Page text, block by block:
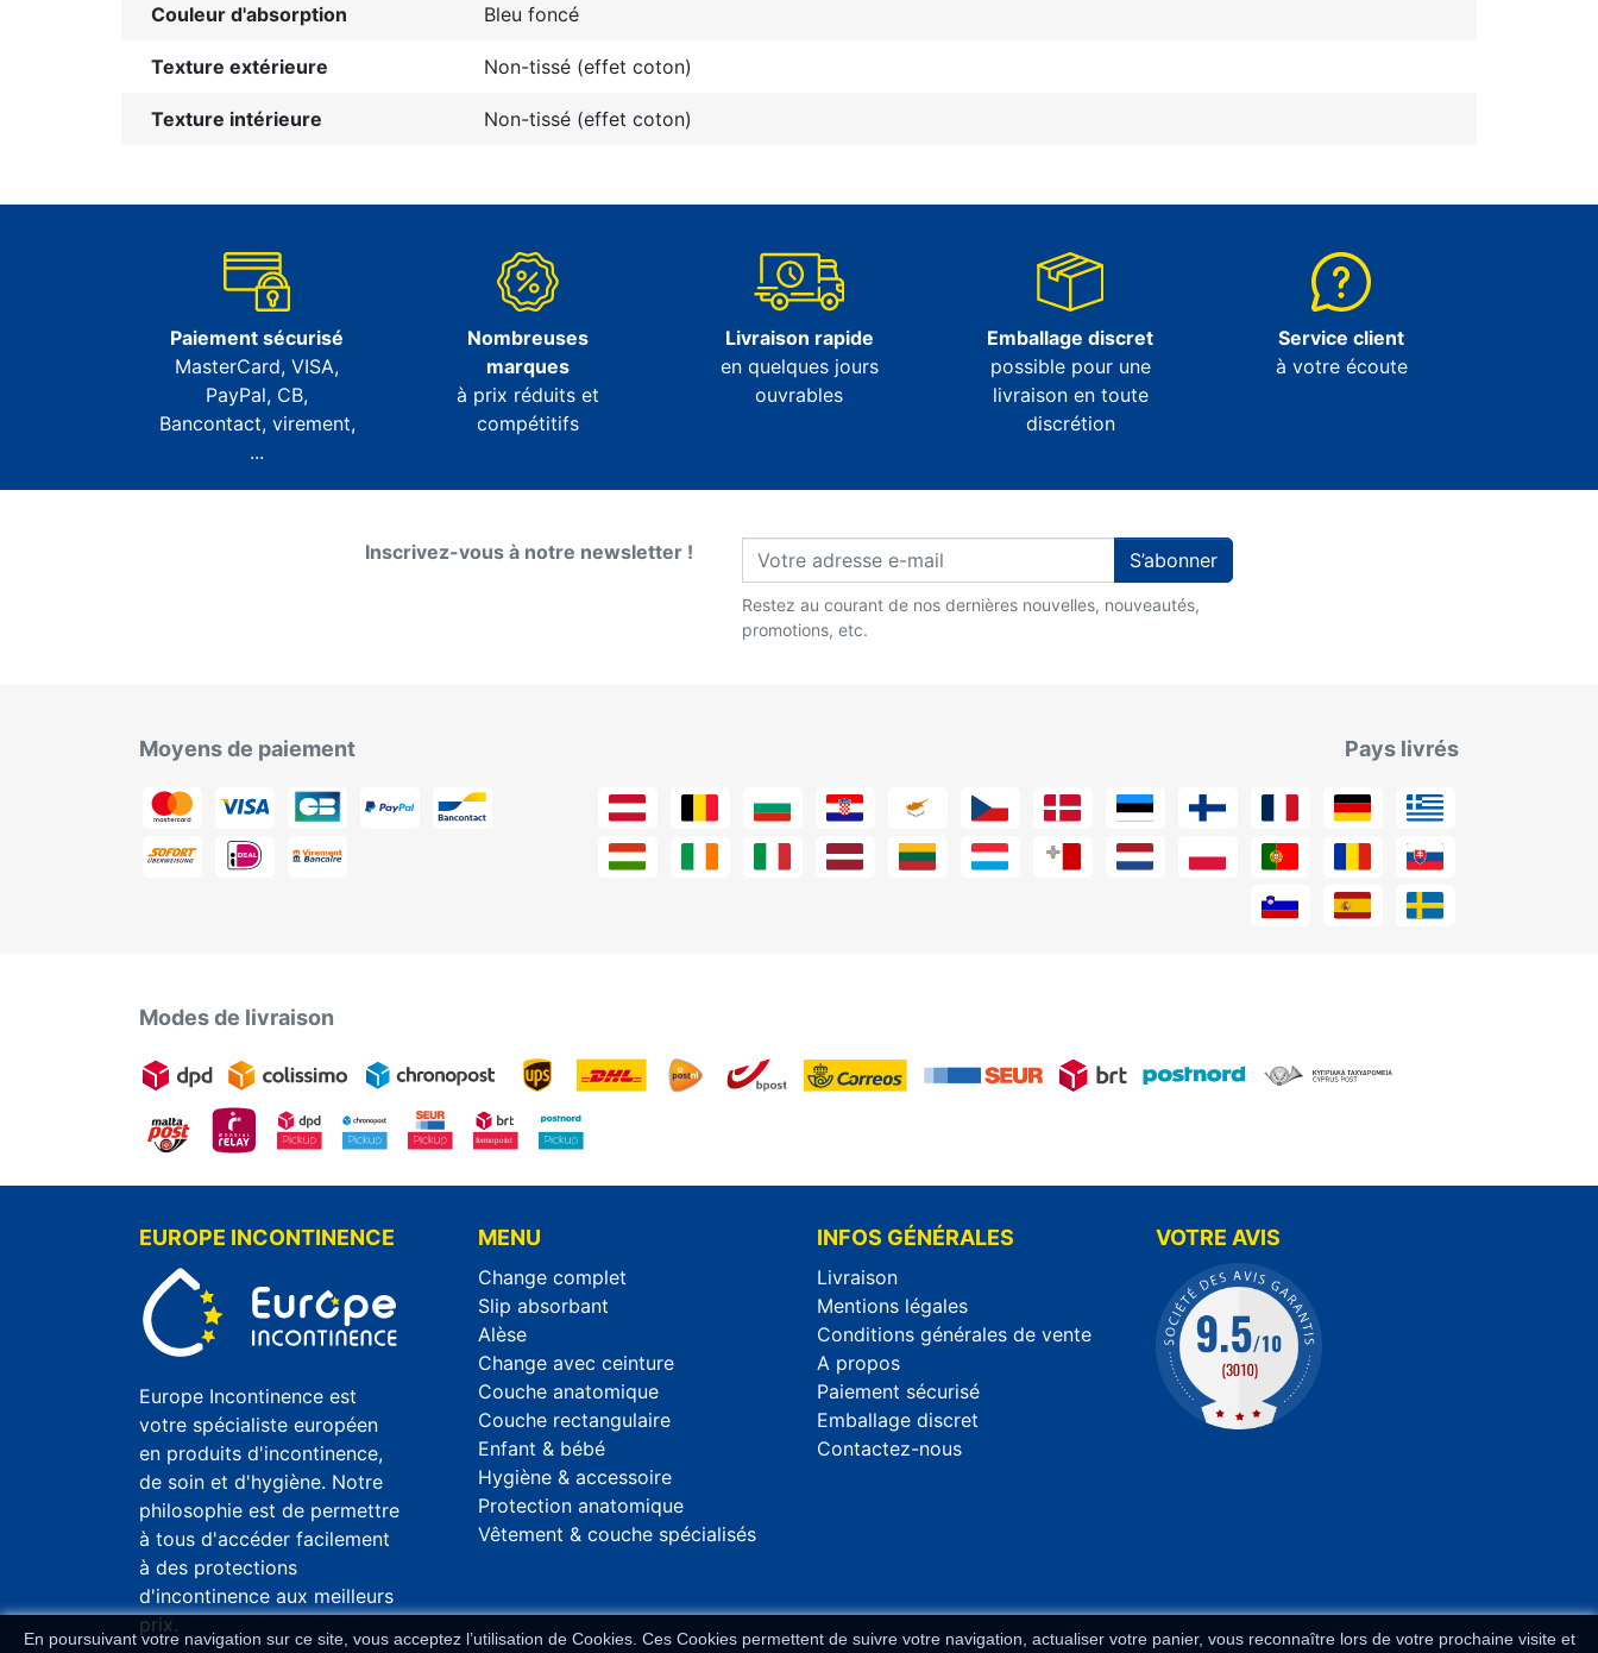
Couleur d'absorption Bleu foncé
Texture extérieure Non-tissé (effet coton)
Texture intérieure Non-tissé (effet coton)
Paiement sécurisé
MasterCard, VISA,
PayPal, CB,
Bancontact, virement,
...
Nombreuses
marques
à prix réduits et
compétitifs
Livraison rapide
en quelques jours
ouvrables
Emballage discret
possible pour une
livraison en toute
discrétion
Service client
à votre écoute
Inscrivez-vous à notre newsletter ! S’abonner
Restez au courant de nos dernières nouvelles, nouveautés,
promotions, etc.
Moyens de paiement Pays livrés
Modes de livraison
EUROPE INCONTINENCE
Europe Incontinence est
votre spécialiste européen
en produits d'incontinence,
de soin et d'hygiène. Notre
philosophie est de permettre
à tous d'accéder facilement
à des protections
d'incontinence aux meilleurs
prix.
MENU
Change complet
Slip absorbant
Alèse
Change avec ceinture
Couche anatomique
Couche rectangulaire
Enfant & bébé
Hygiène & accessoire
Protection anatomique
Vêtement & couche spécialisés
INFOS GÉNÉRALES
Livraison
Mentions légales
Conditions générales de vente
A propos
Paiement sécurisé
Emballage discret
Contactez-nous
En poursuivant votre navigation sur ce site, vous acceptez l’utilisation de Cookies. Ces Cookies permettent de suivre votre navigation, actualiser votre panier, vous reconnaître lors de votre prochaine visite et
VOTRE AVIS